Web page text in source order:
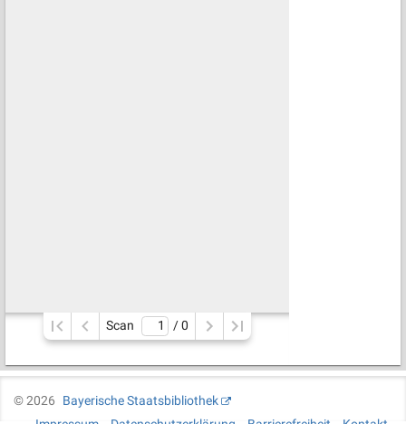
Scan / 0
©2026
Bayerische Staatsbibliothek